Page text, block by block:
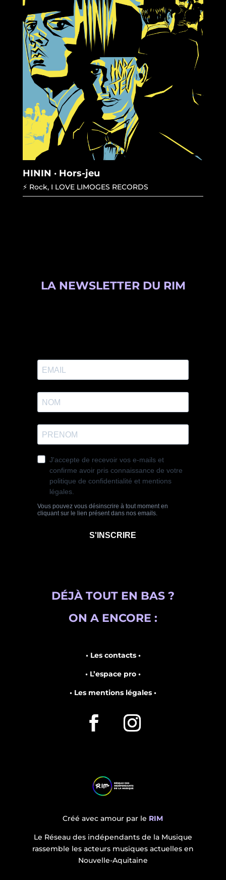
HININ · Hors-jeu
⚡ Rock, I LOVE LIMOGES RECORDS
LA NEWSLETTER DU RIM
DÉJÀ TOUT EN BAS ?
ON A ENCORE :
• Les contacts •
• L’espace pro •
• Les mentions légales •
Créé avec amour par le RIM
Le Réseau des indépendants de la Musique
rassemble les acteurs musiques actuelles en
Nouvelle-Aquitaine